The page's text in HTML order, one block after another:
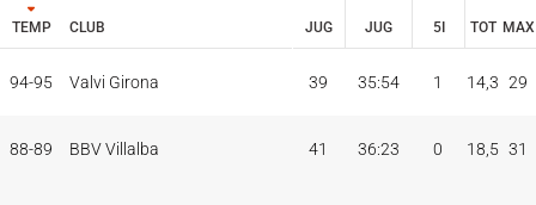
TEMP CLUB 5I
JUG JUG TOT MAX
TEMP CLUB
PAR MIN
5I
PUNTOS
94-95 Valvi Girona 39 35:54 1 14,3 29
88-89 BBV Villalba 41 36:23 0 18,5 31